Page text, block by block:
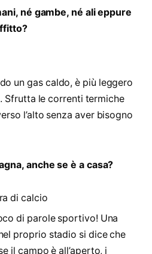
né gambe, né ali eppure
un gas caldo, è più leggero
Sfrutta le correnti termiche
l’alto senza aver bisogno
anche se è a casa?
di calcio
di parole sportivo! Una
proprio stadio si dice che
il campo è all’aperto, i